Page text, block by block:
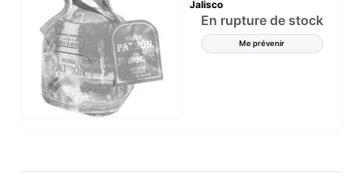
Jalisco
En rupture de stock
Me prévenir